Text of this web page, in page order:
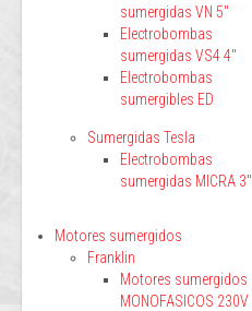
sumergidas VN 5"
Electrobombas
sumergidas VS4 4"
Electrobombas
sumergibles ED
Sumergidas Tesla
Electrobombas
sumergidas MICRA 3"
Motores sumergidos
Franklin
Motores sumergidos
MONOFASICOS 230V